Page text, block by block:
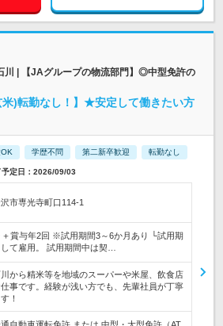
川 | 【JAグループの物流部門】◎中型免許の
米)転勤なし！】★安定して働きたい方
学歴不問 第二新卒歓迎 転勤なし
定日：2026/09/03
市専光寺町口114-1
＋賞与年2回 ※試用期間3～6か月あり └試用期
て雇用。 試用期間中は契…
から精米等を地域のスーパーや米屋、飲食店
事です。経験が浅い方でも、先輩社員が丁寧
！